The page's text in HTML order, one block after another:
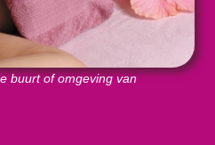
buurt of omgeving van